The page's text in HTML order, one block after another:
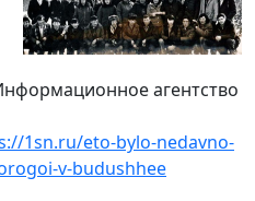
агентство
1sn.ru/eto-bylo-nedavno-
v-budushhee